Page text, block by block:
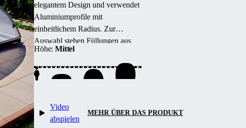
elegantem Design und verwendet
Aluminiumprofile mit
einheitlichem Radius. Zur
Auswahl stehen Füllungen aus
Einfachsteg- oder Kompakt-
Polycarbonat, erhältlich in Silber
oder Anthrazit.
Höhe:Mittel
Video
abspielen
MEHR ÜBER DAS PRODUKT